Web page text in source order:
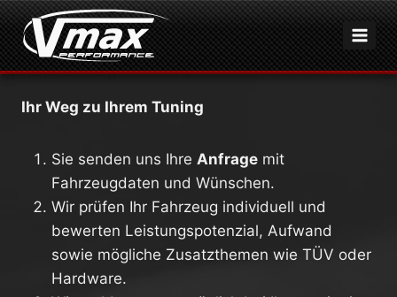
Zum
Inhalt
springen
Ihr Weg zu Ihrem Tuning
Sie senden uns Ihre Anfrage mit
Fahrzeugdaten und Wünschen.
Wir prüfen Ihr Fahrzeug individuell und
bewerten Leistungspotenzial, Aufwand
sowie mögliche Zusatzthemen wie TÜV oder
Hardware.